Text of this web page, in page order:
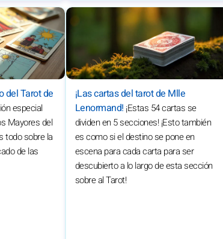
del Tarot de
especial
Mayores del
todo sobre la
de las
¡Las cartas del tarot de Mlle
Lenormand! ¡Estas 54 cartas se
dividen en 5 secciones! ¡Esto también
es como si el destino se pone en
escena para cada carta para ser
descubierto a lo largo de esta sección
sobre al Tarot!